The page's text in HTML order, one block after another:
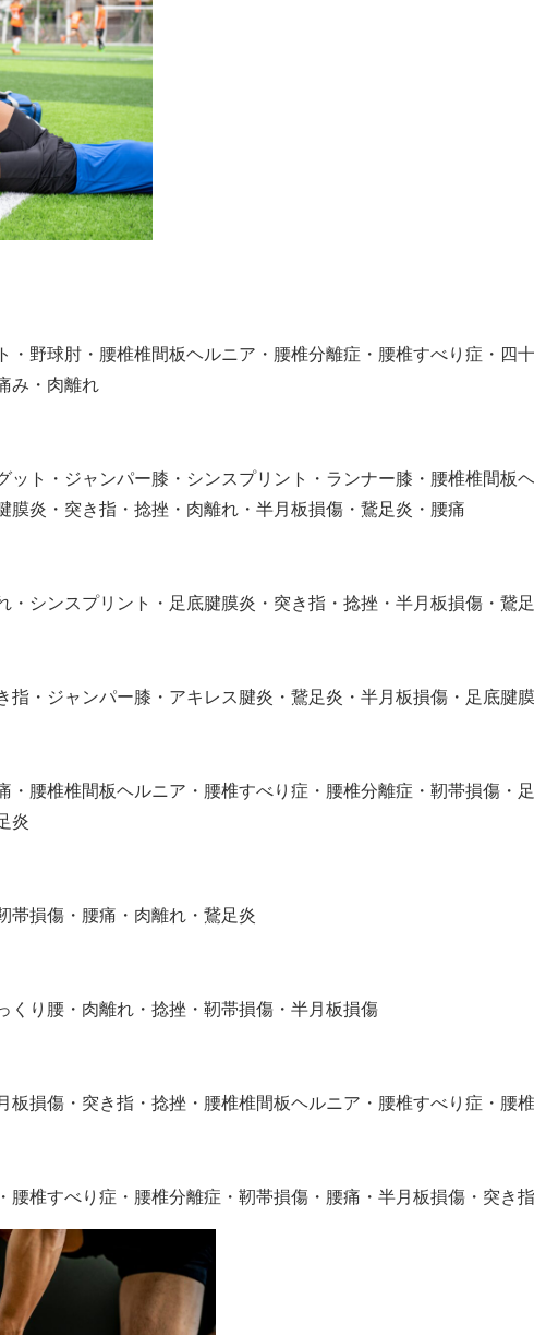
・野球肘・腰椎椎間板ヘルニア・腰椎分離症・腰椎すべり症・四
み・肉離れ
ット・ジャンパー膝・シンスプリント・ランナー膝・腰椎椎間板
膜炎・突き指・捻挫・肉離れ・半月板損傷・鵞足炎・腰痛
・シンスプリント・足底腱膜炎・突き指・捻挫・半月板損傷・鵞
指・ジャンパー膝・アキレス腱炎・鵞足炎・半月板損傷・足底腱
・腰椎椎間板ヘルニア・腰椎すべり症・腰椎分離症・靭帯損傷・
炎
帯損傷・腰痛・肉離れ・鵞足炎
くり腰・肉離れ・捻挫・靭帯損傷・半月板損傷
板損傷・突き指・捻挫・腰椎椎間板ヘルニア・腰椎すべり症・腰
腰椎すべり症・腰椎分離症・靭帯損傷・腰痛・半月板損傷・突き